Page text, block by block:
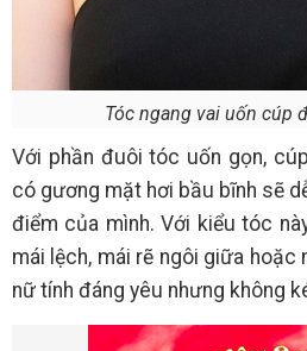
Tóc ngang vai uốn cúp
Với phần đuôi tóc uốn gọn,
có gương mặt hơi bầu bĩnh sẽ
điểm của mình. Với kiểu tóc
mái lệch, mái rẽ ngôi giữa
nữ tính đáng yêu nhưng không